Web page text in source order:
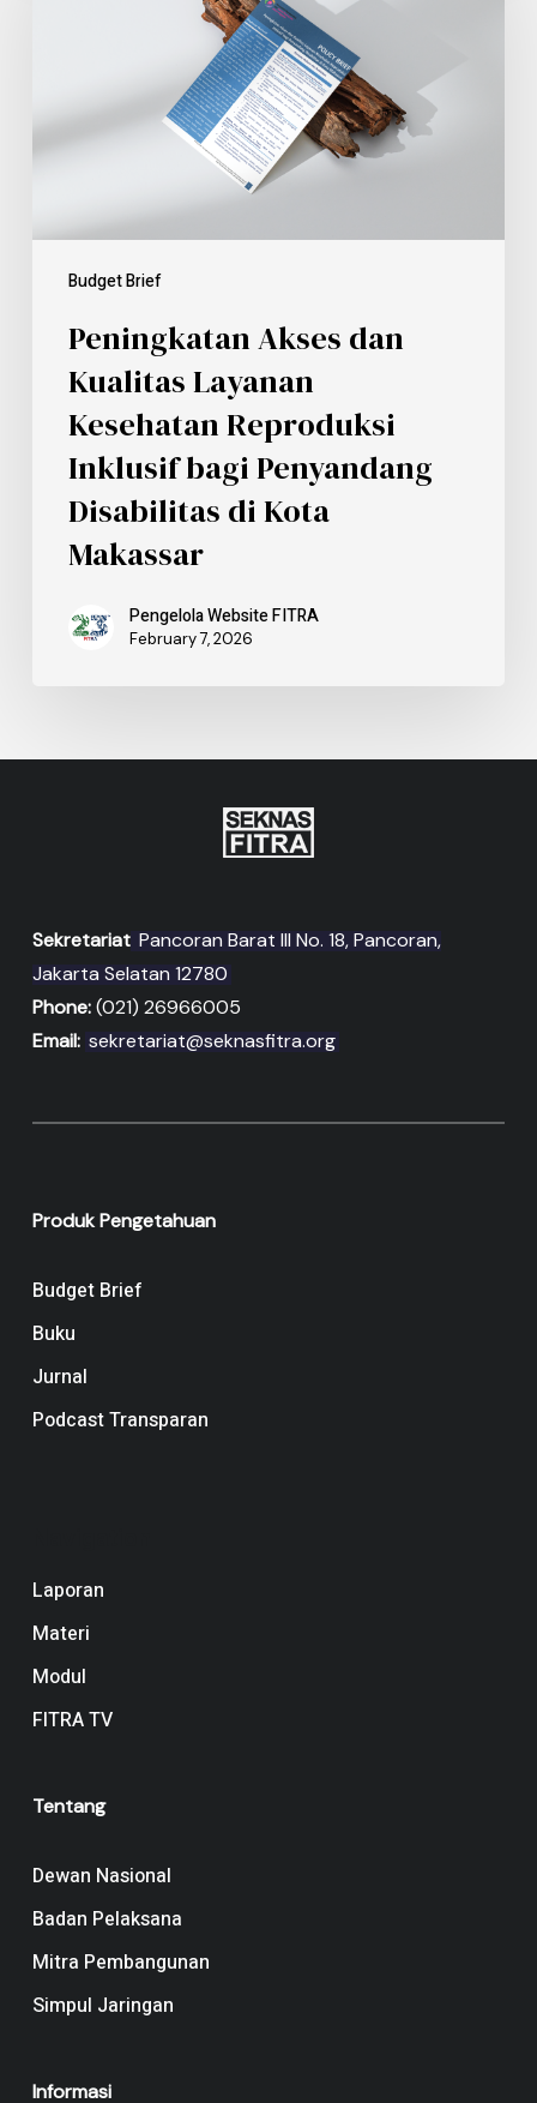
Budget Brief
Peningkatan Akses dan
Kualitas Layanan
Kesehatan Reproduksi
Inklusif bagi Penyandang
Disabilitas di Kota
Makassar
Pengelola Website FITRA
February 7, 2026
Sekretariat Pancoran Barat III No. 18, Pancoran,
Jakarta Selatan 12780
Phone:(021) 26966005
Email: sekretariat@seknasfitra.org
Produk Pengetahuan
Budget Brief
Buku
Jurnal
Podcast Transparan
Laporan
Materi
Modul
FITRA TV
Tentang
Dewan Nasional
Badan Pelaksana
Mitra Pembangunan
Simpul Jaringan
Informasi